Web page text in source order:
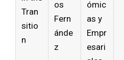
Tran
sitio
n
os
Fern
ánde
z
ómic
as y
Empr
esari